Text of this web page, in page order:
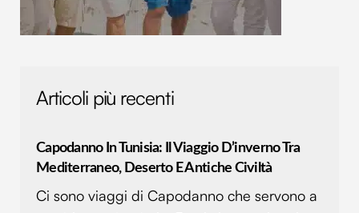
Articoli più recenti
Capodanno In Tunisia: Il Viaggio D’inverno Tra
Mediterraneo, Deserto E Antiche Civiltà
Ci sono viaggi di Capodanno che servono a